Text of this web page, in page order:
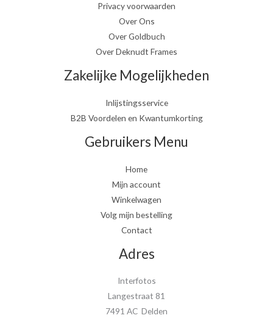
Privacy voorwaarden
Over Ons
Over Goldbuch
Over Deknudt Frames
Zakelijke Mogelijkheden
Inlijstingsservice
B2B Voordelen en Kwantumkorting
Gebruikers Menu
Home
Mijn account
Winkelwagen
Volg mijn bestelling
Contact
Adres
Interfotos
Langestraat 81
7491 AC Delden